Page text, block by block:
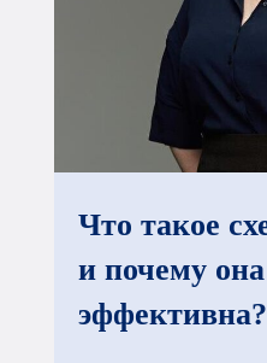
Что такое
и почему она
эффективна?